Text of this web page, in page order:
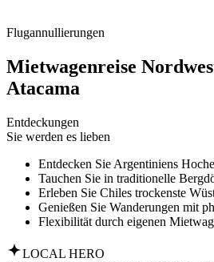
Flugannullierungen
Mietwagenreise
Atacama
Entdeckungen
Sie werden es lieben
Entdecken Sie Argentiniens
Tauchen Sie in traditionelle
Erleben Sie Chiles trockenste
Genießen Sie Wanderungen mit
Flexibilität durch eigenen
LOCAL HERO